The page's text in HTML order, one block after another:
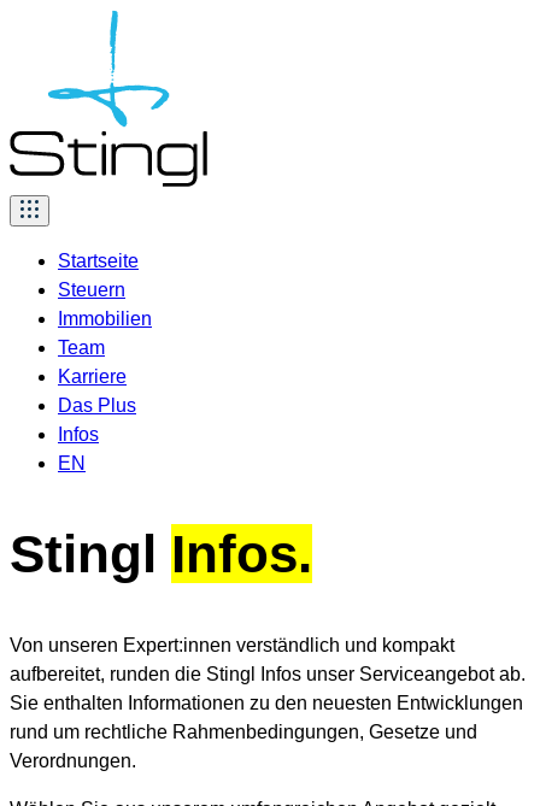
Startseite
Steuern
Immobilien
Team
Karriere
Das Plus
Infos
EN
Stingl Infos.
Von unseren Expert:innen verständlich und kompakt
aufbereitet, runden die Stingl Infos unser Serviceangebot ab.
Sie enthalten Informationen zu den neuesten Entwicklungen
rund um rechtliche Rahmenbedingungen, Gesetze und
Verordnungen.